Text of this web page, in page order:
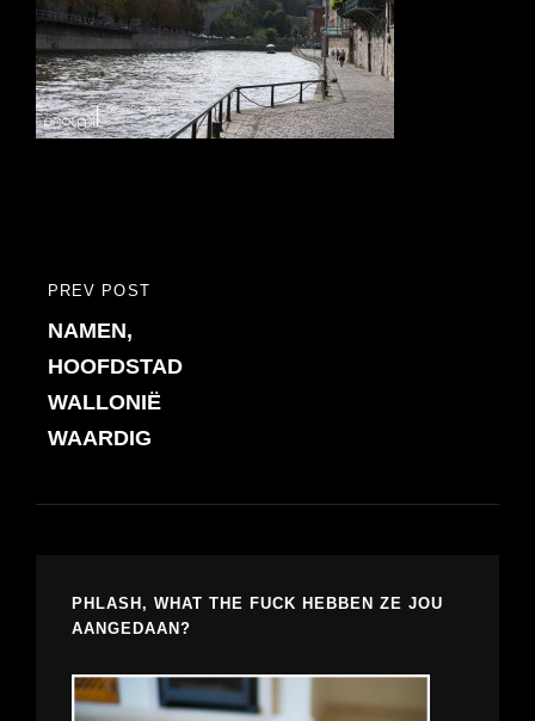
Bericht
navigatie
PREVIOUS
POST
PREV POST
NAMEN,
HOOFDSTAD
WALLONIË
WAARDIG
PHLASH, WHAT THE FUCK HEBBEN ZE JOU
AANGEDAAN?